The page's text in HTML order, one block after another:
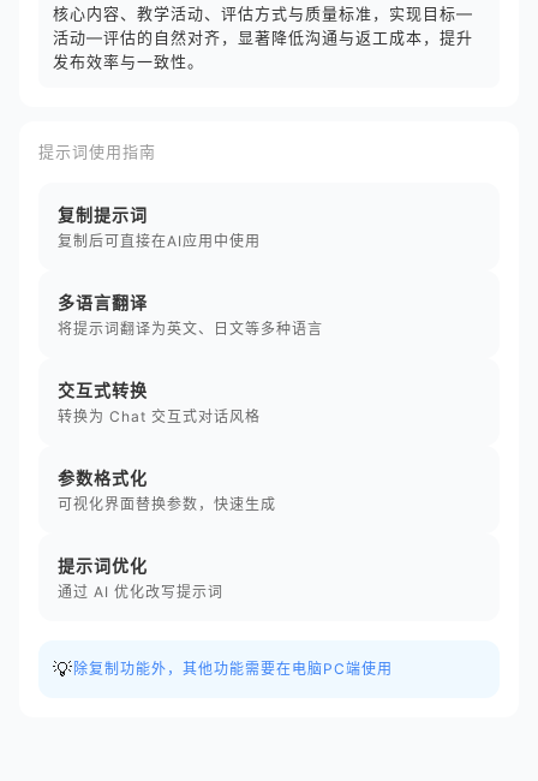
核心内容、教学活动、评估方式与质量标准，实现目标—
活动—评估的自然对齐，显著降低沟通与返工成本，提升
发布效率与一致性。
提示词使用指南
复制提示词
复制后可直接在AI应用中使用
多语言翻译
将提示词翻译为英文、日文等多种语言
交互式转换
转换为 Chat 交互式对话风格
参数格式化
可视化界面替换参数，快速生成
提示词优化
通过 AI 优化改写提示词
💡 除复制功能外，其他功能需要在电脑PC端使用